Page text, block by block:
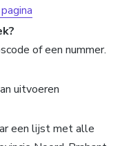
of een nummer.
uitvoeren
een lijst met alle